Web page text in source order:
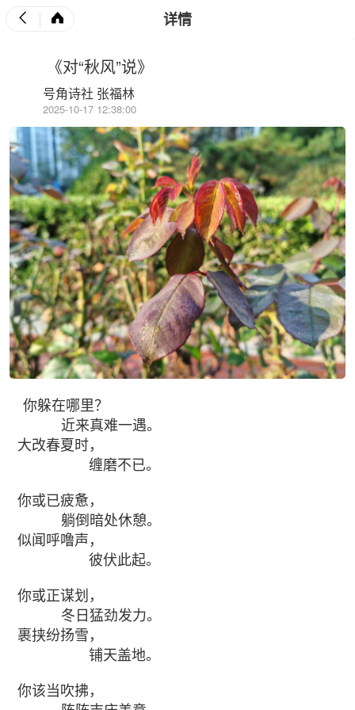
详情
《对“秋风”说》
号角诗社 张福林
2025-10-17 12:38:00
你躲在哪里？
近来真难一遇。
大改春夏时，
缠磨不已。
你或已疲惫，
躺倒暗处休憩。
似闻呼噜声，
彼伏此起。
你或正谋划，
冬日猛劲发力。
裹挟纷扬雪，
铺天盖地。
你该当吹拂，